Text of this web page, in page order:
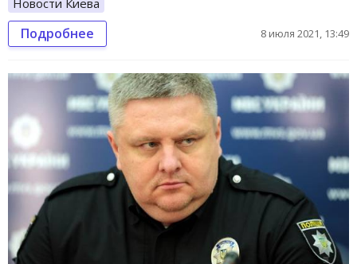
Новости Киева
Подробнее 8 июля 2021, 13:49